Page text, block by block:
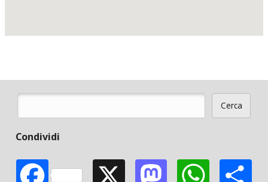
Cerca
Condividi
FacebookX Mastodon